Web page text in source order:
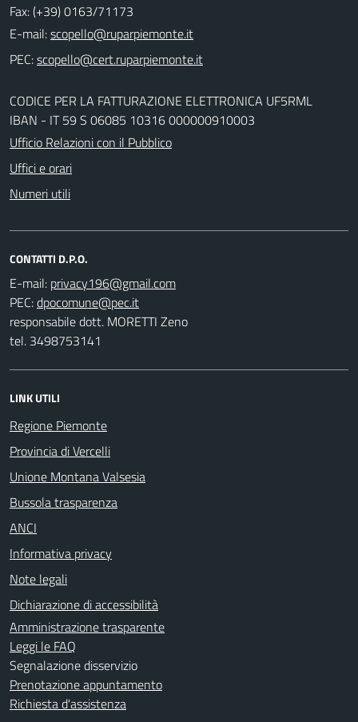
Fax: (+39) 0163/71173
E-mail:
PEC:
CODICE PER LA FATTURAZIONE ELETTRONICA UF5RML
IBAN - IT 59 S 06085 10316 000000910003
Ufficio Relazioni con il Pubblico
Uffici e orari
Numeri utili
CONTATTI D.P.O.
E-mail:
PEC:
responsabile dott. MORETTI Zeno
tel. 3498753141
LINK UTILI
Regione Piemonte
Provincia di Vercelli
Unione Montana Valsesia
Bussola trasparenza
ANCI
Informativa privacy
Note legali
Dichiarazione di accessibilità
Amministrazione trasparente
Leggi le FAQ
Segnalazione disservizio
Prenotazione appuntamento
Richiesta d'assistenza